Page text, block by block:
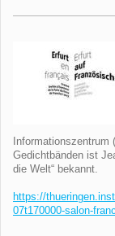
Gedichtbänden ist
die Welt“ bekannt.
https://
07t170000-salon-